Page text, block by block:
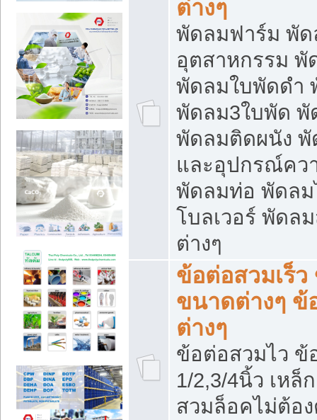
ต่างๆ
พัดลมฟาร์ม พัด
อุตสาหกรรม
พัดลมใบพัดดำ
พัดลม3ใบพัด พั
พัดลมติดผนัง
และอุปกรณ์คว
พัดลมท่อ พัดลม
โบลเวอร์ พัดล
ต่างๆ
ข้อต่อสวมเร็
ขนาดต่างๆ ข้
ต่างๆ
ข้อต่อสวมไว ข้
1/2,3/4นิ้ว เหล็
สวมล็อคไม่ต้อ